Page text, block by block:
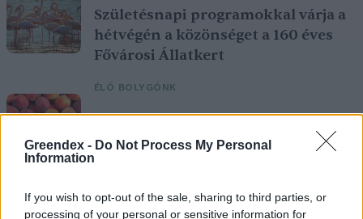
Greendex - Do Not Process My Personal
Information
If you wish to opt-out of the sale, sharing to third parties, or
processing of your personal or sensitive information for
Születésnapi programokkal várja a
hétvégén a közönséget a 160 éves
Fővárosi Állatkert
ÉLŐ BOLYGÓNK
Szedd magad őszibarack: itt vannak
a legjobb lelőhelyek!